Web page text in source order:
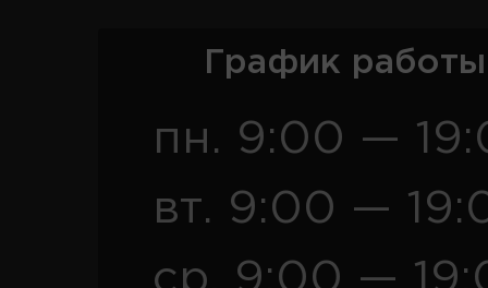
График
пн. 9:00 —
вт. 9:00 —
ср. 9:00 —